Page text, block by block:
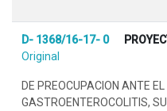
D- 1368/16-17- 0
Original
DE PREOCUPACION ANTE
GASTROENTEROCOLITIS,